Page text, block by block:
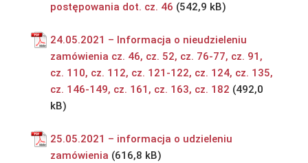
postępowania dot. cz. 46
24.05.2021 – Informacja o nieudzieleniu
zamówienia cz. 46, cz. 52, cz. 76-77, cz. 91,
cz. 110, cz. 112, cz. 121-122, cz. 124, cz. 135,
cz. 146-149, cz. 161, cz. 163, cz. 182
25.05.2021 – informacja o udzieleniu
zamówienia